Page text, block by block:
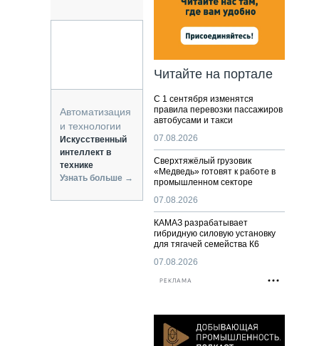
Автоматизация
и технологии
Искусственный
интеллект в
технике
Узнать больше →
Читайте на портале
С 1 сентября изменятся
правила перевозки пассажиров
автобусами и такси
07.08.2026
Сверхтяжёлый грузовик
«Медведь» готовят к работе в
промышленном секторе
07.08.2026
КАМАЗ разрабатывает
гибридную силовую установку
для тягачей семейства К6
07.08.2026
РЕКЛАМА